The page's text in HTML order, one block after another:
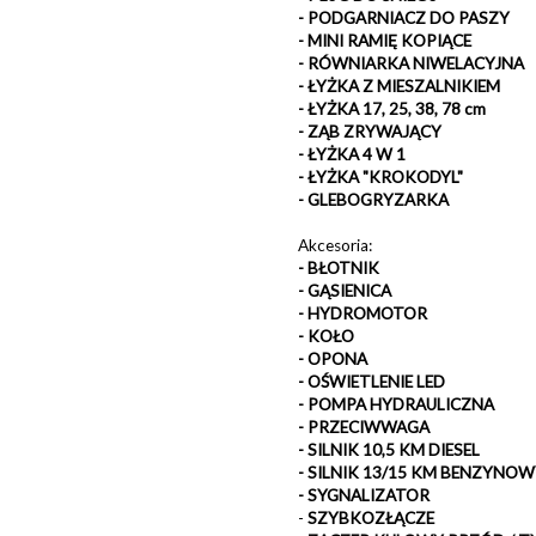
- PODGARNIACZ DO PASZY
- MINI RAMIĘ KOPIĄCE
- RÓWNIARKA NIWELACYJNA
- ŁYŻKA Z MIESZALNIKIEM
- ŁYŻKA 17, 25, 38, 78 cm
- ZĄB ZRYWAJĄCY
- ŁYŻKA 4 W 1
- ŁYŻKA "KROKODYL"
- GLEBOGRYZARKA
Akcesoria:
- BŁOTNIK
- GĄSIENICA
- HYDROMOTOR
- KOŁO
- OPONA
- OŚWIETLENIE LED
- POMPA HYDRAULICZNA
- PRZECIWWAGA
- SILNIK 10,5 KM DIESEL
- SILNIK 13/15 KM
- SYGNALIZATOR
- SZYBKOZŁĄCZE